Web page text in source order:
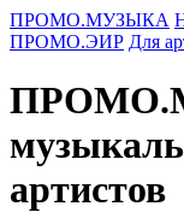
ПРОМО.МУЗЫКА
ПРОМО.ЭИР Для
артистов